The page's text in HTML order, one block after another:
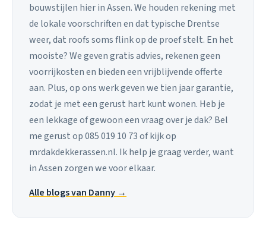
bouwstijlen hier in Assen. We houden rekening met
de lokale voorschriften en dat typische Drentse
weer, dat roofs soms flink op de proef stelt. En het
mooiste? We geven gratis advies, rekenen geen
voorrijkosten en bieden een vrijblijvende offerte
aan. Plus, op ons werk geven we tien jaar garantie,
zodat je met een gerust hart kunt wonen. Heb je
een lekkage of gewoon een vraag over je dak? Bel
me gerust op 085 019 10 73 of kijk op
mrdakdekkerassen.nl. Ik help je graag verder, want
in Assen zorgen we voor elkaar.
Alle blogs van Danny →